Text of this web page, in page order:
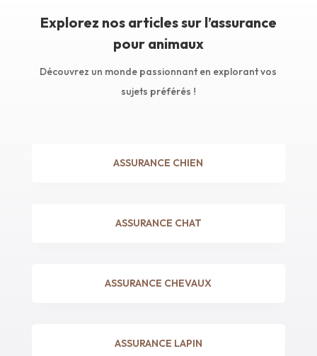
Explorez nos articles sur l’assurance
pour animaux
Découvrez un monde passionnant en explorant vos
sujets préférés !
ASSURANCE CHIEN
ASSURANCE CHAT
ASSURANCE CHEVAUX
ASSURANCE LAPIN